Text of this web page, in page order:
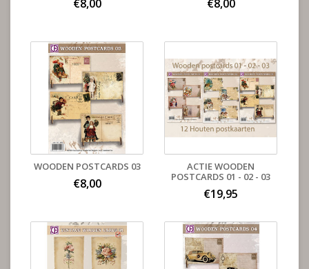
€8,00 €8,00
WOODEN POSTCARDS 03
€8,00
ACTIE WOODEN
POSTCARDS 01 - 02 - 03
€19,95